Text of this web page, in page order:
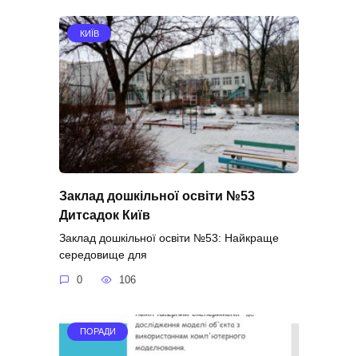
КИЇВ
Заклад дошкільної освіти №53
Дитсадок Київ
Заклад дошкільної освіти №53: Найкраще
середовище для
0 106
ПОРАДИ